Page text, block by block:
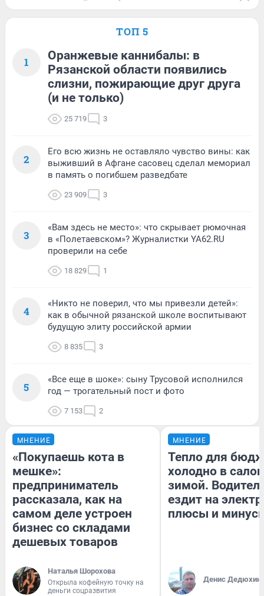
ТОП 5
1
Оранжевые каннибалы: в
Рязанской области появились
слизни, пожирающие друг друга
(и не только)
25 719 3
2
Его всю жизнь не оставляло чувство вины: как
выживший в Афгане сасовец сделал мемориал
в память о погибшем разведбате
23 909 3
3
«Вам здесь не место»: что скрывает рюмочная
в «Полетаевском»? Журналистки YA62.RU
проверили на себе
18 829 1
4
«Никто не поверил, что мы привезли детей»:
как в обычной рязанской школе воспитывают
будущую элиту российской армии
8 835 3
5
«Все еще в шоке»: сыну Трусовой исполнился
год — трогательный пост и фото
7 153 2
МНЕНИЕ
«Покупаешь кота в
мешке»:
предприниматель
рассказала, как на
самом деле устроен
бизнес со складами
дешевых товаров
Наталья Шорохова
Открыла кофейную точку на
деньги соцразвития
МНЕНИЕ
Тепло для
холодно в
зимой.
ездит на
плюсы и
Денис Дедюхин